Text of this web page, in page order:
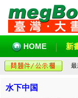
HOME 新
最
水下中国